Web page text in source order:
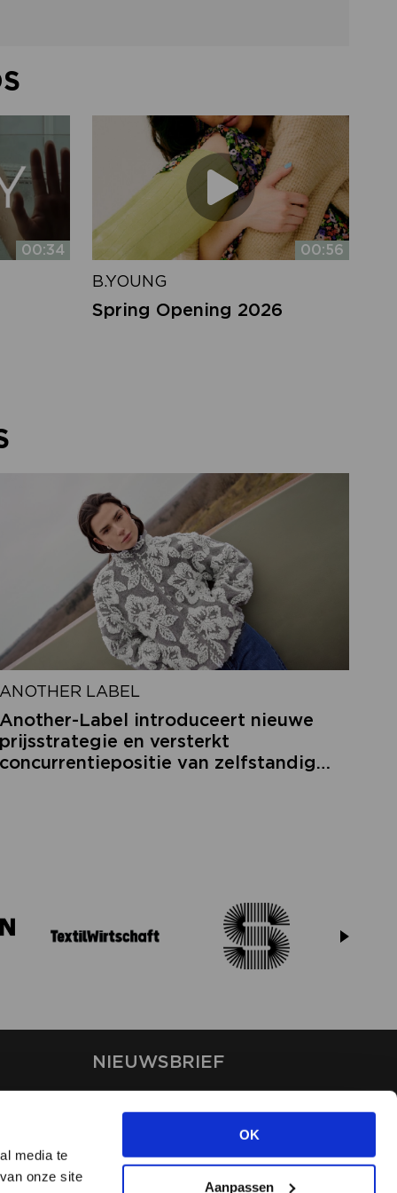
media te
onze site
OK
Aanpassen
00:34 00:56
B.YOUNG
Spring Opening 2026
ANOTHER LABEL
Another-Label introduceert nieuwe
prijsstrategie en versterkt
concurrentiepositie van zelfstandige
NIEUWSBRIEF
laatste nieuws via de